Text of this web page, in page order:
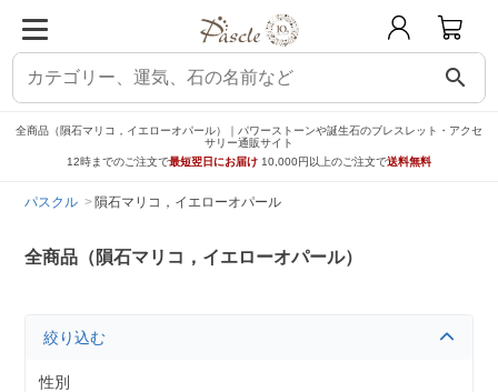
search
全商品（隕石マリコ，イエローオパール）｜パワーストーンや誕生石のブレスレット・アクセ
サリー通販サイト
12時までのご注文で最短翌日にお届け 10,000円以上のご注文で送料無料
パスクル 隕石マリコ，イエローオパール
全商品（隕石マリコ，イエローオパール）
絞り込む
性別